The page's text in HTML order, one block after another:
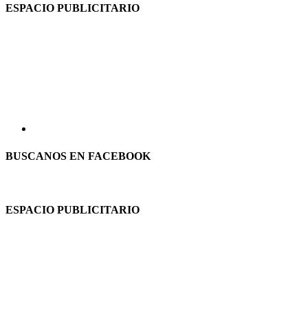
ESPACIO PUBLICITARIO
BUSCANOS EN FACEBOOK
ESPACIO PUBLICITARIO